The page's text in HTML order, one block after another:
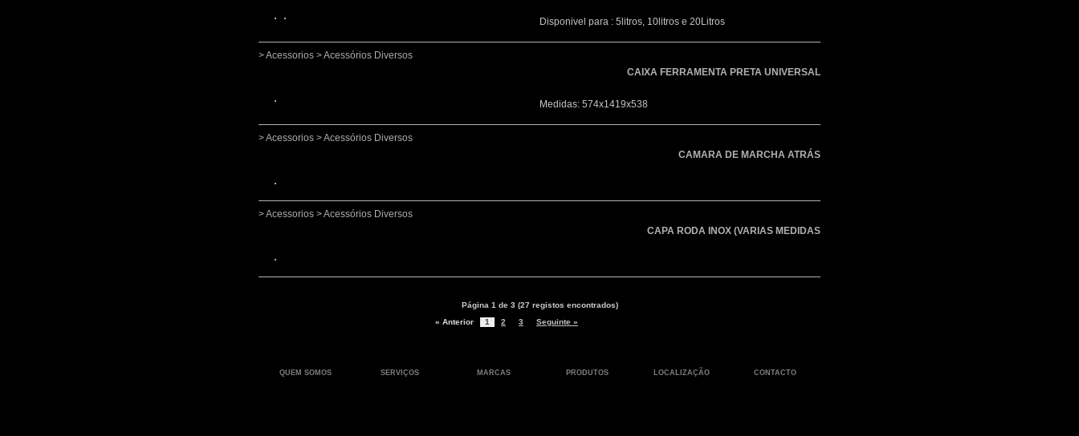
Disponivel para : 5litros, 10litros e 20Litros
> Acessorios > Acessórios Diversos
CAIXA FERRAMENTA PRETA UNIVERSAL
Medidas: 574x1419x538
> Acessorios > Acessórios Diversos
CAMARA DE MARCHA ATRÁS
> Acessorios > Acessórios Diversos
CAPA RODA INOX (VARIAS MEDIDAS
Página 1 de 3 (27 registos encontrados)
« Anterior
1 2 3 Seguinte »
QUEM SOMOS SERVIÇOS MARCAS PRODUTOS LOCALIZAÇÃO CONTACTO